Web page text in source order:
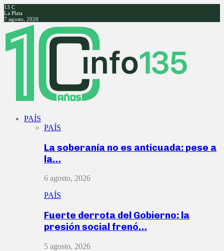
13 C
La Plata
7 agosto, 2026
Facebook
Twitter
Instagram
Youtube
PAÍS
PAÍS
La soberanía no es anticuada: pese a
la…
6 agosto, 2026
PAÍS
Fuerte derrota del Gobierno: la
presión social frenó…
5 agosto, 2026